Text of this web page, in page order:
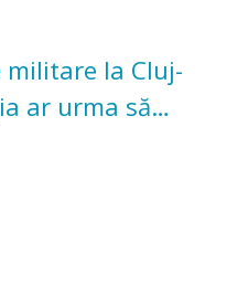
militare la Cluj-
ar urma să
acestui an